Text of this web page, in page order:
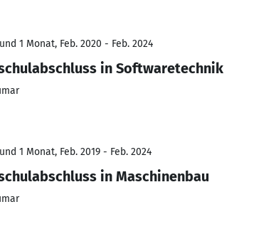
1 Monat, Feb. 2020 - Feb. 2024
in Softwaretechnik
1 Monat, Feb. 2019 - Feb. 2024
in Maschinenbau